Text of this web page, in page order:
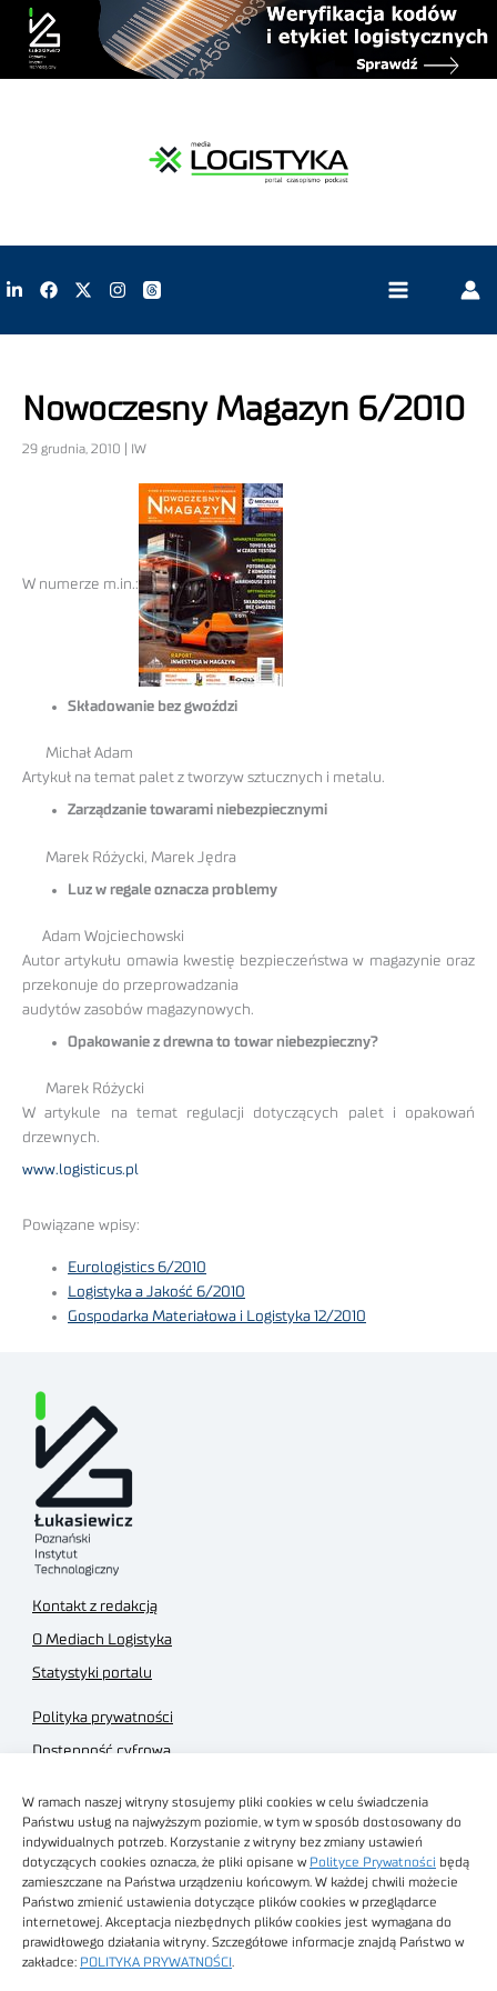
W ramach naszej witryny stosujemy pliki cookies w celu świadczenia
Państwu usług na najwyższym poziomie, w tym w sposób dostosowany do
indywidualnych potrzeb. Korzystanie z witryny bez zmiany ustawień
dotyczących cookies oznacza, że pliki opisane w Polityce Prywatności będą
zamieszczane na Państwa urządzeniu końcowym. W każdej chwili możecie
Państwo zmienić ustawienia dotyczące plików cookies w przeglądarce
internetowej. Akceptacja niezbędnych plików cookies jest wymagana do
prawidłowego działania witryny. Szczegółowe informacje znajdą Państwo w
zakładce: POLITYKA PRYWATNOŚCI
Nowoczesny Magazyn 6/2010
29 grudnia, 2010 | IW
W numerze m.in.:
Składowanie bez gwoździ
Michał Adam
Artykuł na temat palet z tworzyw sztucznych i metalu.
Zarządzanie towarami niebezpiecznymi
Marek Różycki, Marek Jędra
Luz w regale oznacza problemy
Adam Wojciechowski
Autor artykułu omawia kwestię bezpieczeństwa w magazynie oraz
przekonuje do przeprowadzania
audytów zasobów magazynowych.
Opakowanie z drewna to towar niebezpieczny?
Marek Różycki
W artykule na temat regulacji dotyczących palet i opakowań
drzewnych.
www.logisticus.pl
Powiązane wpisy:
Eurologistics 6/2010
Logistyka a Jakość 6/2010
Gospodarka Materiałowa i Logistyka 12/2010
Kontakt z redakcją
O Mediach Logistyka
Statystyki portalu
Polityka prywatności
Dostępność cyfrowa
Regulamin sklepu
Obrazy stockowe
autorstwa